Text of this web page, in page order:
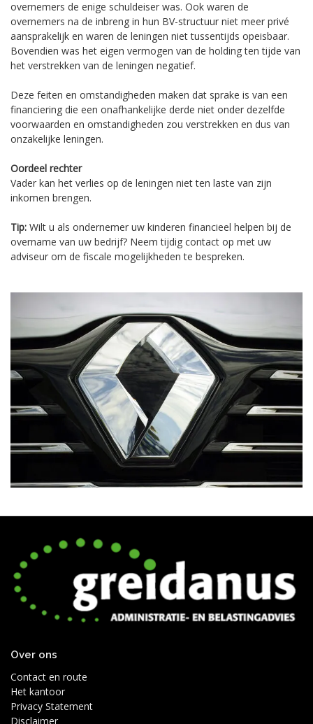
overnemers de enige schuldeiser was. Ook waren de
overnemers na de inbreng in hun BV-structuur niet meer privé
aansprakelijk en waren de leningen niet tussentijds opeisbaar.
Bovendien was het eigen vermogen van de holding ten tijde van
het verstrekken van de leningen negatief.
Deze feiten en omstandigheden maken dat sprake is van een
financiering die een onafhankelijke derde niet onder dezelfde
voorwaarden en omstandigheden zou verstrekken en dus van
onzakelijke leningen.
Oordeel rechter
Vader kan het verlies op de leningen niet ten laste van zijn
inkomen brengen.
Tip: Wilt u als ondernemer uw kinderen financieel helpen bij de
overname van uw bedrijf? Neem tijdig contact op met uw
adviseur om de fiscale mogelijkheden te bespreken.
Over ons
Contact en route
Het kantoor
Privacy Statement
Disclaimer